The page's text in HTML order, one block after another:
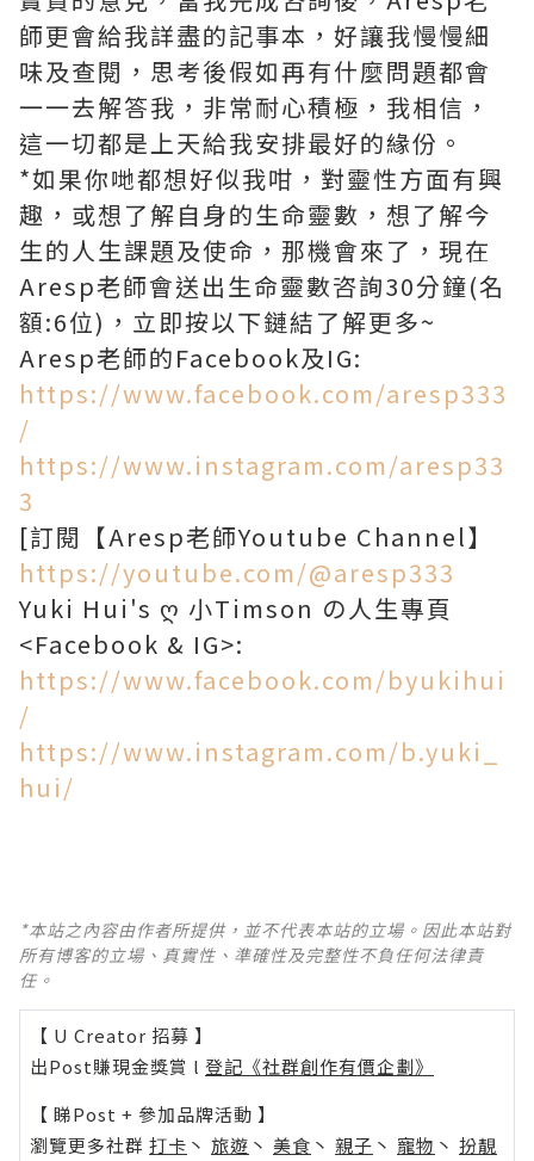
師更會給我詳盡的記事本，好讓我慢慢細
味及查閱，思考後假如再有什麼問題都會
一一去解答我，非常耐心積極，我相信，
這一切都是上天給我安排最好的緣份。
*如果你哋都想好似我咁，對靈性方面有興
趣，或想了解自身的生命靈數，想了解今
生的人生課題及使命，那機會來了，現在
Aresp老師會送出生命靈數咨詢30分鐘(名
額:6位)，立即按以下鏈結了解更多~
Aresp老師的Facebook及IG:
https://www.facebook.com/aresp333
/
https://www.instagram.com/aresp33
3
[訂閱【Aresp老師Youtube Channel】
https://youtube.com/@aresp333
Yuki Hui's ღ 小Timson の人生專頁
<Facebook & IG>:
https://www.facebook.com/byukihui
/
https://www.instagram.com/b.yuki_
hui/
*本站之內容由作者所提供，並不代表本站的立場。因此本站對
所有博客的立場、真實性、準確性及完整性不負任何法律責
任。
【 U Creator 招募 】
出Post賺現金獎賞 l 登記《社群創作有價企劃》
【 睇Post + 參加品牌活動 】
瀏覽更多社群 打卡 丶 旅遊 丶 美食 丶 親子 丶 寵物 丶 扮靚